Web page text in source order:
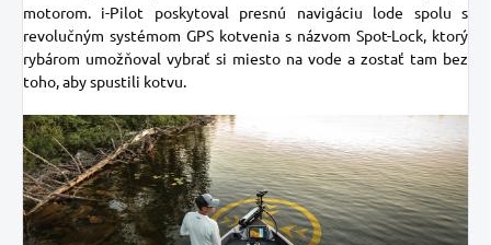
motorom. i-Pilot poskytoval presnú navigáciu lode spolu s
revolučným systémom GPS kotvenia s názvom Spot-Lock, ktorý
rybárom umožňoval vybrať si miesto na vode a zostať tam bez
toho, aby spustili kotvu.